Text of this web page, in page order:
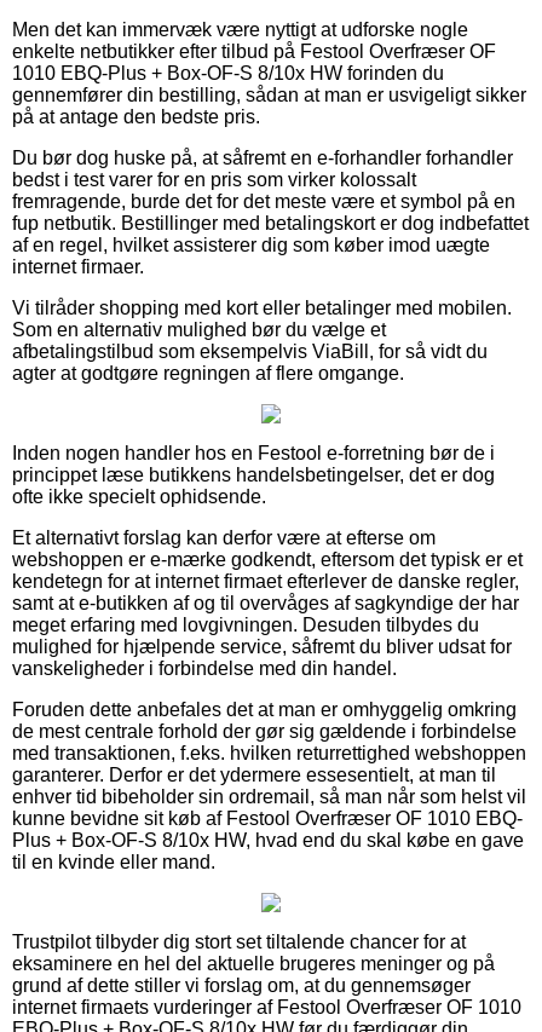
Men det kan immervæk være nyttigt at udforske nogle
enkelte netbutikker efter tilbud på Festool Overfræser OF
1010 EBQ-Plus + Box-OF-S 8/10x HW forinden du
gennemfører din bestilling, sådan at man er usvigeligt sikker
på at antage den bedste pris.
Du bør dog huske på, at såfremt en e-forhandler forhandler
bedst i test varer for en pris som virker kolossalt
fremragende, burde det for det meste være et symbol på en
fup netbutik. Bestillinger med betalingskort er dog indbefattet
af en regel, hvilket assisterer dig som køber imod uægte
internet firmaer.
Vi tilråder shopping med kort eller betalinger med mobilen.
Som en alternativ mulighed bør du vælge et
afbetalingstilbud som eksempelvis ViaBill, for så vidt du
agter at godtgøre regningen af flere omgange.
Inden nogen handler hos en Festool e-forretning bør de i
princippet læse butikkens handelsbetingelser, det er dog
ofte ikke specielt ophidsende.
Et alternativt forslag kan derfor være at efterse om
webshoppen er e-mærke godkendt, eftersom det typisk er et
kendetegn for at internet firmaet efterlever de danske regler,
samt at e-butikken af og til overvåges af sagkyndige der har
meget erfaring med lovgivningen. Desuden tilbydes du
mulighed for hjælpende service, såfremt du bliver udsat for
vanskeligheder i forbindelse med din handel.
Foruden dette anbefales det at man er omhyggelig omkring
de mest centrale forhold der gør sig gældende i forbindelse
med transaktionen, f.eks. hvilken returrettighed webshoppen
garanterer. Derfor er det ydermere essesentielt, at man til
enhver tid bibeholder sin ordremail, så man når som helst vil
kunne bevidne sit køb af Festool Overfræser OF 1010 EBQ-
Plus + Box-OF-S 8/10x HW, hvad end du skal købe en gave
til en kvinde eller mand.
Trustpilot tilbyder dig stort set tiltalende chancer for at
eksaminere en hel del aktuelle brugeres meninger og på
grund af dette stiller vi forslag om, at du gennemsøger
internet firmaets vurderinger af Festool Overfræser OF 1010